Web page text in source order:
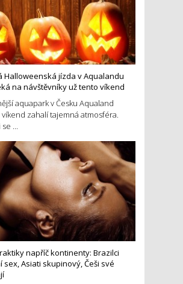
Halloweenská jízda v Aqualandu
na návštěvníky už tento víkend
aquapark v Česku Aqualand
zahalí tajemná atmosféra.
...
napříč kontinenty: Brazilci
sex, Asiati skupinový, Češi své